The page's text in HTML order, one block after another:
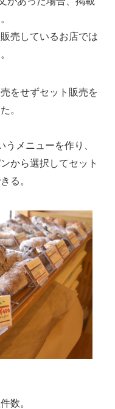
売しているお店では
をせずセット販売を
。
メニューを作り、
から選択してセット
る。
数。